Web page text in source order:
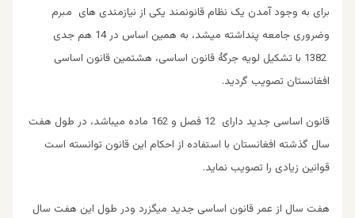
برای به وجود آمدن یک نظام قانونمند یکی از نیازمندی های مبرم
وضروری جامعه پنداشته میشد، به همین اساس در 14 هم جدی
1382 با تشکیل لویه جرگۀ قانون اساسی، هشتمین قانون اساسی
افغانستان تصویب گردید.
قانون اساسی جدید دارای 12 فصل و 162 ماده میباشد، در طول هفت
سال گذشته افغانستان با استفاده از احکام این قانون توانسته است
قوانین زیادی را تصویب نماید.
هفت سال از عمر قانون اساسی جدید میگزرد ودر طول این هفت سال